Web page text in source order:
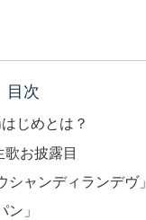
目次
じめとは？
お披露目
シャンディランデヴ」
」